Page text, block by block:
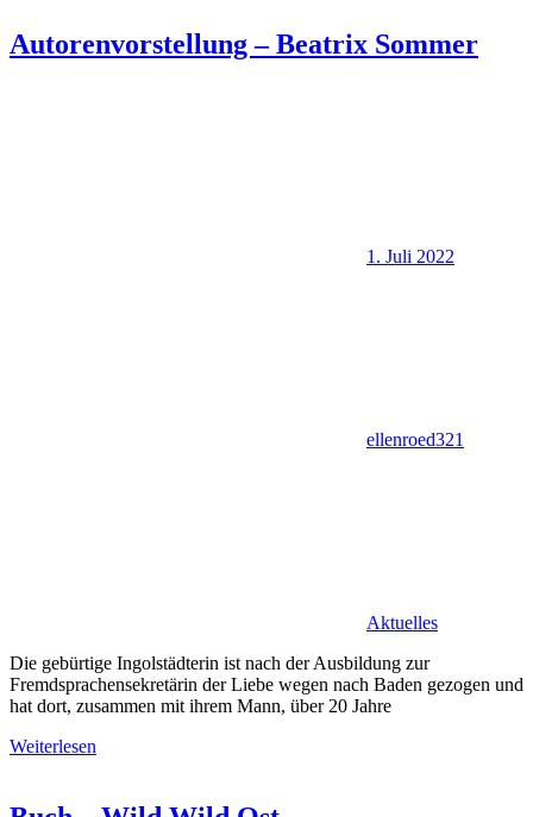
Autorenvorstellung – Beatrix Sommer
1. Juli 2022
ellenroed321
Aktuelles
Die gebürtige Ingolstädterin ist nach der Ausbildung zur
Fremdsprachensekretärin der Liebe wegen nach Baden gezogen und
hat dort, zusammen mit ihrem Mann, über 20 Jahre
Weiterlesen